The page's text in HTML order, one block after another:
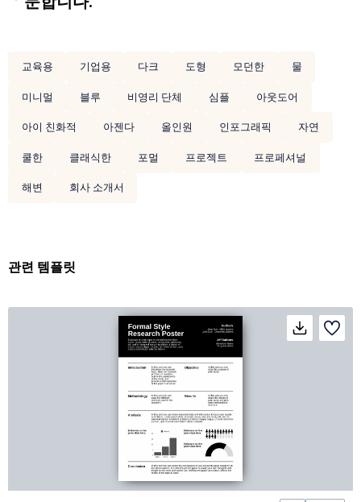
교육용 기업용 다크 도형 모던한
물
미니멀
블루 비영리 단체 심플
아웃도어
아이 친화적
아젠다 올인원 인포그래픽
자연
쿨한
클래식한 포멀 프로젝트
프로페셔널
해변
회사 소개서
관련 템플릿